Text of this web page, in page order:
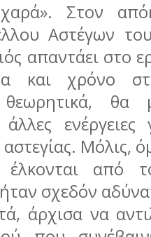
Στον
Αστέγων
απαντάει στο
και χρόνο
θα
άλλες
Μόλις,
έλκονται από
σχεδόν
άρχισα να